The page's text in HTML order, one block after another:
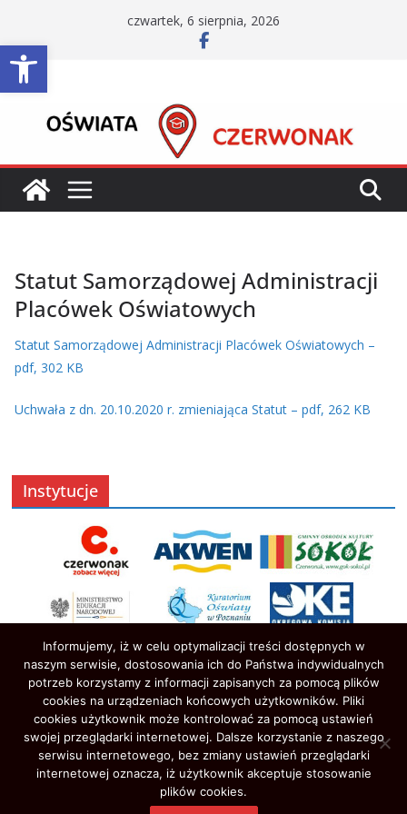
Otwórz pasek narzędzi
treści
czwartek, 6 sierpnia, 2026
Statut Samorządowej Administracji
Placówek Oświatowych
Statut Samorządowej Administracji Placówek Oświatowych –
pdf, 302 KB
Uchwała z dn. 20.10.2020 r. zmieniająca Statut – pdf, 262 KB
Instytucje
Prawa autorskie © 2026 Oświata w Czerwonaku. Wszystkie
prawa zastrzeżone.
stworzony przez ThemeGrill. Wspierane przez
Informujemy, iż w celu optymalizacji treści dostępnych w
naszym serwisie, dostosowania ich do Państwa indywidualnych
potrzeb korzystamy z informacji zapisanych za pomocą plików
cookies na urządzeniach końcowych użytkowników. Pliki
cookies użytkownik może kontrolować za pomocą ustawień
swojej przeglądarki internetowej. Dalsze korzystanie z naszego
serwisu internetowego, bez zmiany ustawień przeglądarki
internetowej oznacza, iż użytkownik akceptuje stosowanie
plików cookies.